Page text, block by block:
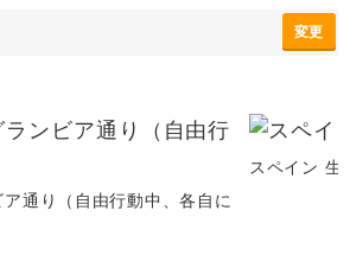
変更
通り（自由行動中、各自に
スペイン 生